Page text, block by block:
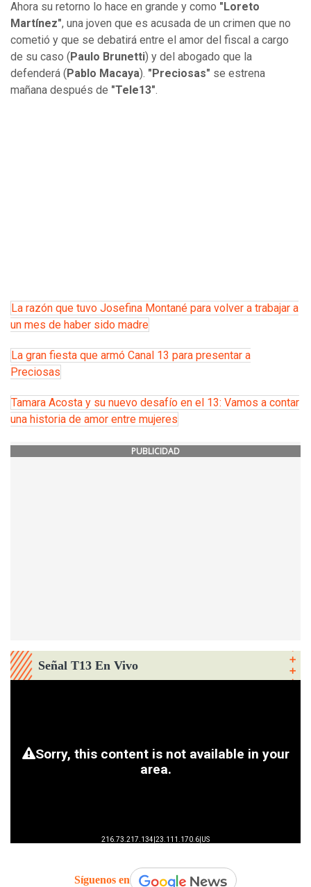
Ahora su retorno lo hace en grande y como "Loreto
Martínez", una joven que es acusada de un crimen que no
cometió y que se debatirá entre el amor del fiscal a cargo
de su caso ( Paulo Brunetti) y del abogado que la
defenderá ( Pablo Macaya). "Preciosas" se estrena
mañana después de "Tele13".
La razón que tuvo Josefina Montané para volver a trabajar a
un mes de haber sido madre
La gran fiesta que armó Canal 13 para presentar a
Preciosas
Tamara Acosta y su nuevo desafío en el 13: Vamos a contar
una historia de amor entre mujeres
PUBLICIDAD
Señal T13 En Vivo
Síguenos en